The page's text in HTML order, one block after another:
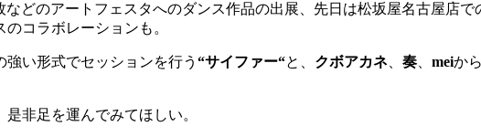
どのアートフェスタへのダンス作品の出展、先日は松坂屋名古屋店で
コラボレーションも。
い形式でセッションを行う “サイファー“と、 クボアカネ 奏 meiか
非足を運んでみてほしい。